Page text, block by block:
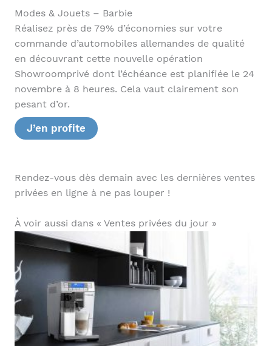
Modes & Jouets – Barbie
Réalisez près de 79% d’économies sur votre
commande d’automobiles allemandes de qualité
en découvrant cette nouvelle opération
Showroomprivé dont l’échéance est planifiée le 24
novembre à 8 heures. Cela vaut clairement son
pesant d’or.
J’en profite
Rendez-vous dès demain avec les dernières ventes
privées en ligne à ne pas louper !
À voir aussi dans « Ventes privées du jour »